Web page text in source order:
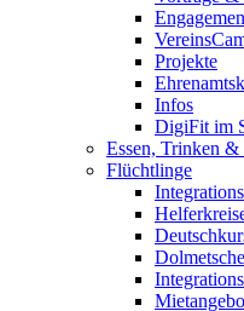
Projekte
Infos
DigiFit im
Essen, Trinken &
Flüchtlinge